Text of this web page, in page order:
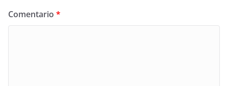
Comentario *